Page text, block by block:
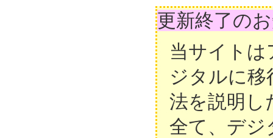
更新終了の
当サイト
ジタルに移
法を説明し
全て、デジ